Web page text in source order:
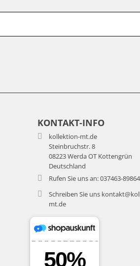
KONTAKT-INFO

kollektion-mt.de
Steinbruchstr. 8
08223 Werda OT Kottengrün
Deutschland
 Rufen Sie uns an:037463-89864
 Schreiben Sie uns
mt.de